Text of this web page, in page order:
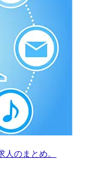
のまとめ。